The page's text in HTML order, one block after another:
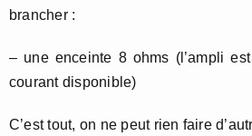
brancher :
– une enceinte 8 ohms (l’ampli
courant disponible)
C’est tout, on ne peut rien faire